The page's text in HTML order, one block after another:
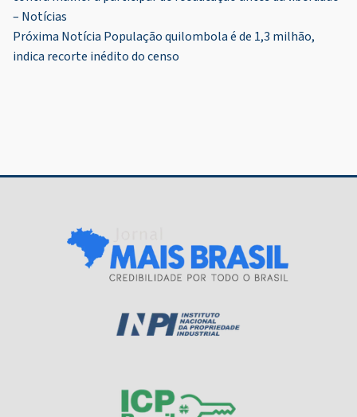
de
Post
– Notícias
Próxima Notícia População quilombola é de 1,3 milhão,
indica recorte inédito do censo